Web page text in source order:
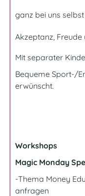
ganz bei uns
Akzeptanz, Freude
Mit separater
Bequeme Sport-/
erwünscht.
Workshops
Magic Monday
-Thema Money
anfragen